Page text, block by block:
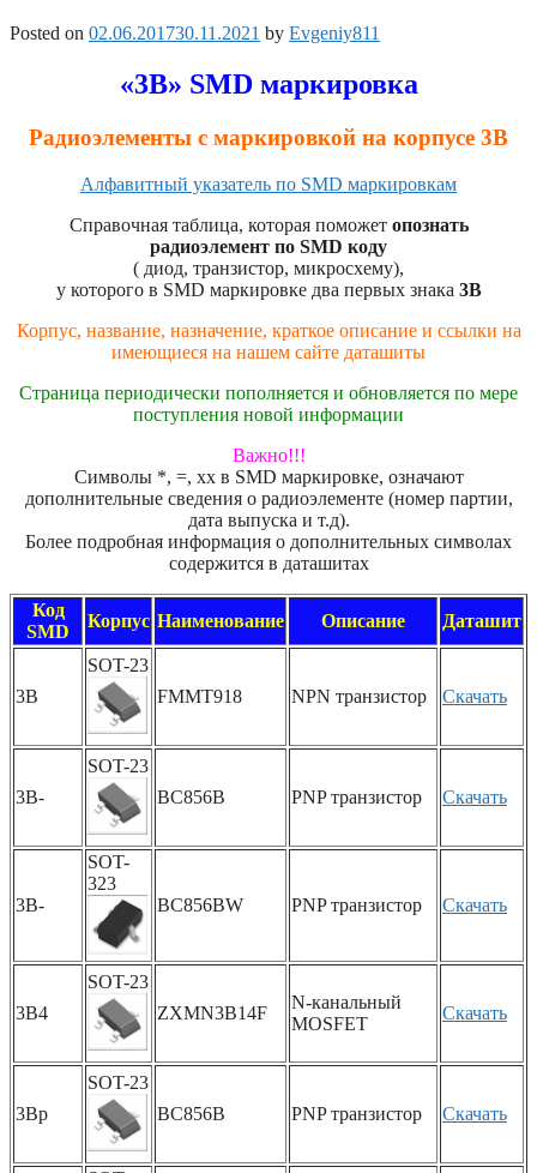
Posted on 02.06.201730.11.2021 by Evgeniy811
«3B» SMD маркировка
Радиоэлементы с маркировкой на корпусе 3B
Алфавитный указатель по SMD маркировкам
Справочная таблица, которая поможет опознать
радиоэлемент по SMD коду
( диод, транзистор, микросхему),
у которого в SMD маркировке два первых знака 3B
Корпус, название, назначение, краткое описание и ссылки на
имеющиеся на нашем сайте даташиты
Страница периодически пополняется и обновляется по мере
поступления новой информации
Важно!!!
Символы *, =, xx в SMD маркировке, означают
дополнительные сведения о радиоэлементе (номер партии,
дата выпуска и т.д).
Более подробная информация о дополнительных символах
содержится в даташитах
Код
SMD
Корпус Наименование Описание Даташит
3B
SOT-23
FMMT918
NPN транзистор Скачать
3B-
SOT-23
BC856B
PNP транзистор Скачать
3B-
SOT-
323
BC856BW
PNP транзистор Скачать
3B4
SOT-23
ZXMN3B14F
N-канальный
MOSFET
Скачать
3Bp
SOT-23
BC856B
PNP транзистор Скачать